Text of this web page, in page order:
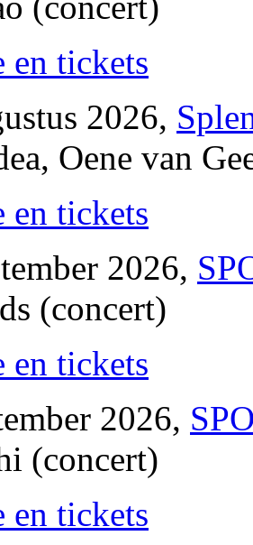
en tickets
2026,
Oene van
en tickets
2026,
(concert)
en tickets
2026,
(concert)
en tickets